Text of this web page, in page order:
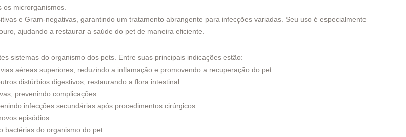
microrganismos.
e Gram-negativas, garantindo um tratamento abrangente para infecções variadas. Seu uso é especialmente
ajudando a restaurar a saúde do pet de maneira eficiente.
sistemas do organismo dos pets. Entre suas principais indicações estão:
aéreas superiores, reduzindo a inflamação e promovendo a recuperação do pet.
distúrbios digestivos, restaurando a flora intestinal.
prevenindo complicações.
infecções secundárias após procedimentos cirúrgicos.
episódios.
bactérias do organismo do pet.